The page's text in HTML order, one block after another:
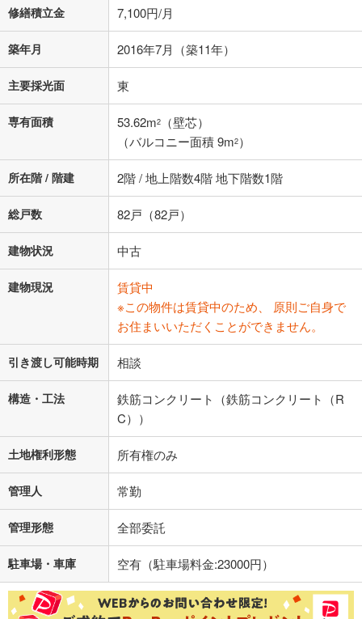
修繕積立金 7,100円/月
築年月 2016年7月（築11年）
主要採光面 東
専有面積 53.62m2
（壁芯）
（バルコニー面積 9m2）
所在階 / 階建 2階 / 地上階数4階 地下階数1階
総戸数 82戸（82戸）
建物状況 中古
建物現況
賃貸中
※この物件は賃貸中のため、 原則ご自身で
お住まいいただくことができません。
引き渡し可能時期 相談
構造・工法
鉄筋コンクリート（鉄筋コンクリート（R
C））
土地権利形態 所有権のみ
管理人 常勤
管理形態 全部委託
駐車場・車庫 空有（駐車場料金:23000円）